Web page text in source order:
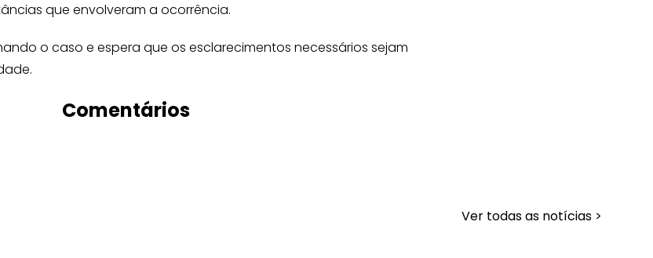
que envolveram a ocorrência.
o caso e espera que os esclarecimentos necessários sejam
Comentários
Ver todas as notícias >